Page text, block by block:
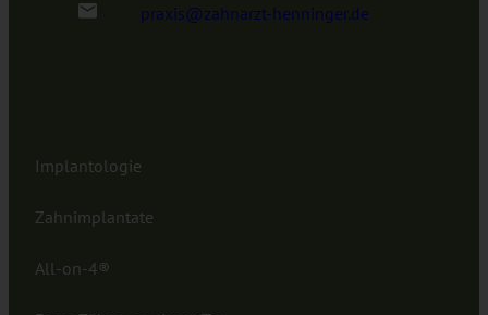
praxis@zahnarzt-henninger.de
Implantologie
Zahnimplantate
All-on-4®